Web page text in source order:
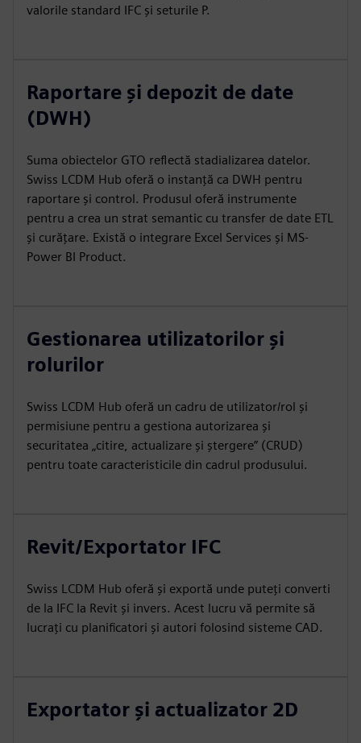
valorile standard IFC și seturile P.
Raportare și depozit de date
(DWH)
Suma obiectelor GTO reflectă stadializarea datelor.
Swiss LCDM Hub oferă o instanță ca DWH pentru
raportare și control. Produsul oferă instrumente
pentru a crea un strat semantic cu transfer de date ETL
și curățare. Există o integrare Excel Services și MS-
Power BI Product.
Gestionarea utilizatorilor și
rolurilor
Swiss LCDM Hub oferă un cadru de utilizator/rol și
permisiune pentru a gestiona autorizarea și
securitatea „citire, actualizare și ștergere” (CRUD)
pentru toate caracteristicile din cadrul produsului.
Revit/Exportator IFC
Swiss LCDM Hub oferă și exportă unde puteți converti
de la IFC la Revit și invers. Acest lucru vă permite să
lucrați cu planificatori și autori folosind sisteme CAD.
Exportator și actualizator 2D